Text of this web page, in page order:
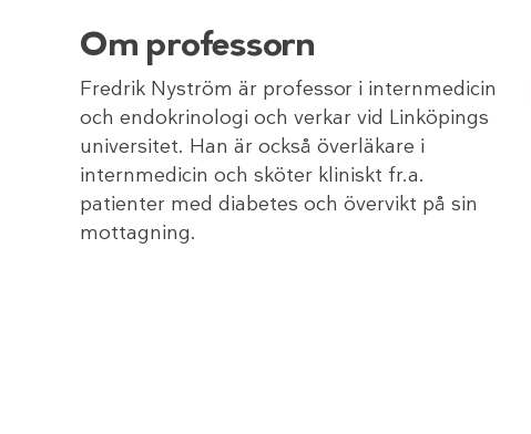
Om professorn
Fredrik Nyström är professor i internmedicin
och endokrinologi och verkar vid Linköpings
universitet. Han är också överläkare i
internmedicin och sköter kliniskt fr.a.
patienter med diabetes och övervikt på sin
mottagning.